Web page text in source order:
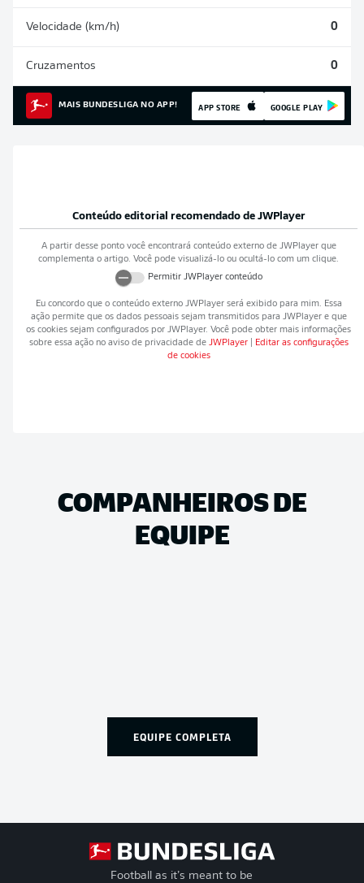
Velocidade (km/h) 0
Cruzamentos 0
MAIS BUNDESLIGA NO APP! APP STORE GOOGLE PLAY
Conteúdo editorial recomendado de JWPlayer
A partir desse ponto você encontrará conteúdo externo de JWPlayerque
complementa o artigo. Você pode visualizá-lo ou ocultá-lo com um clique.
Permitir JWPlayerconteúdo
Eu concordo que o conteúdo externo JWPlayerserá exibido para mim. Essa
ação permite que os dados pessoais sejam transmitidos para JWPlayere que
os cookies sejam configurados por JWPlayer. Você pode obter mais informações
sobre essa ação no aviso de privacidade de JWPlayer
Editar as configurações
de cookies
COMPANHEIROS DE
EQUIPE
EQUIPE COMPLETA
Football as it’s meant to be